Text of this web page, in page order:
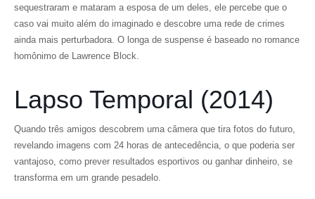
sequestraram e mataram a esposa de um deles, ele percebe que o
caso vai muito além do imaginado e descobre uma rede de crimes
ainda mais perturbadora. O longa de suspense é baseado no romance
homônimo de Lawrence Block.
Lapso Temporal (2014)
Quando três amigos descobrem uma câmera que tira fotos do futuro,
revelando imagens com 24 horas de antecedência, o que poderia ser
vantajoso, como prever resultados esportivos ou ganhar dinheiro, se
transforma em um grande pesadelo.